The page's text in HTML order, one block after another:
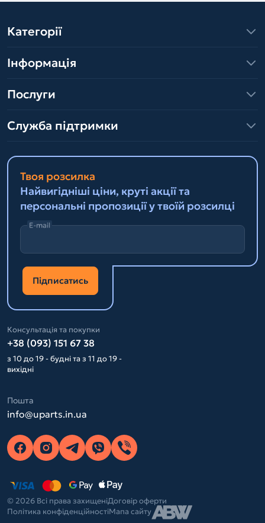
Категорії
Інформація
Послуги
Служба підтримки
Твоя розсилка
Найвигідніші ціни, круті акції та
персональні пропозиції у твоїй розсилці
E-mail
Підписатись
Консультація та покупки
+38 (093) 151 67 38
з 10 до 19 - будні та з 11 до 19 -
вихідні
Пошта
info@uparts.in.ua
© 2026 Всі права захищеніДоговір оферти
Політика конфіденційностіМапа сайту